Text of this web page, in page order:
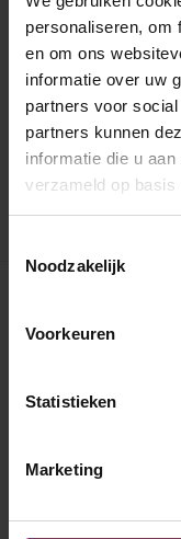
personaliseren, om
en om ons
informatie over uw
partners voor
partners kunnen
informatie die u
verzameld op
Noodzakelijk
Voorkeuren
Statistieken
Marketing